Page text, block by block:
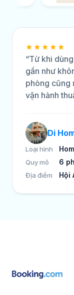
★★★★★
“Từ khi
gần như
phòng cũng
vận hành
Di
Loại hình
Quy mô 6
Địa điểm Hội